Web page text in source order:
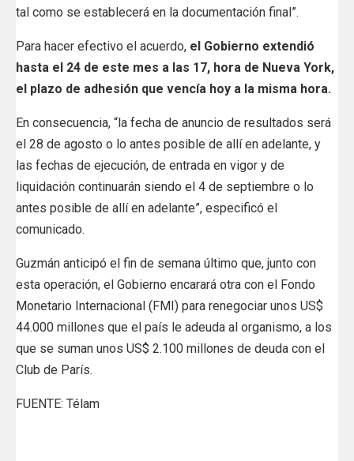
tal como se establecerá en la documentación final”.
Para hacer efectivo el acuerdo, el Gobierno extendió
hasta el 24 de este mes a las 17, hora de Nueva York,
el plazo de adhesión que vencía hoy a la misma hora.
En consecuencia, “la fecha de anuncio de resultados será
el 28 de agosto o lo antes posible de allí en adelante, y
las fechas de ejecución, de entrada en vigor y de
liquidación continuarán siendo el 4 de septiembre o lo
antes posible de allí en adelante”, especificó el
comunicado.
Guzmán anticipó el fin de semana último que, junto con
esta operación, el Gobierno encarará otra con el Fondo
Monetario Internacional (FMI) para renegociar unos US$
44.000 millones que el país le adeuda al organismo, a los
que se suman unos US$ 2.100 millones de deuda con el
Club de París.
FUENTE: Télam